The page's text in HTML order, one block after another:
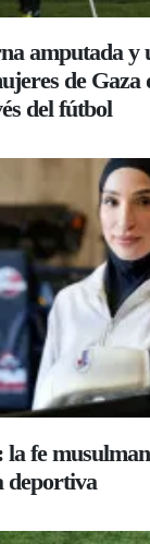
amputada y
de Gaza
del fútbol
fe
deportiva